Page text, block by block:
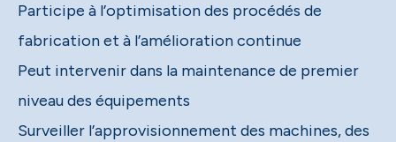
Participe à l’optimisation des procédés de
fabrication et à l’amélioration continue
Peut intervenir dans la maintenance de premier
niveau des équipements
Surveiller l’approvisionnement des machines, des